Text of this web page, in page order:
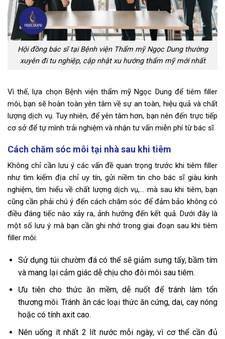
Hội đồng bác sĩ tại Bệnh viện Thẩm mỹ Ngọc Dung thường
xuyên đi tu nghiệp, cập nhật xu hướng thẩm mỹ mới nhất
Vì thế, lựa chọn Bệnh viện thẩm mỹ Ngọc Dung để tiêm filler
môi, bạn sẽ hoàn toàn yên tâm về sự an toàn, hiệu quả và chất
lượng dịch vụ. Tuy nhiên, để yên tâm hơn, bạn nên đến trực tiếp
cơ sở để tự mình trải nghiệm và nhận tư vấn miễn phí từ bác sĩ.
Cách chăm sóc môi tại nhà sau khi tiêm
Không chỉ cần lưu ý các vấn đề quan trọng trước khi tiêm filler
như tìm kiếm địa chỉ uy tín, gửi niềm tin cho bác sĩ giàu kinh
nghiệm, tìm hiểu về chất lượng dịch vụ,… mà sau khi tiêm, bạn
cũng cần phải chú ý đến cách chăm sóc để đảm bảo không có
điều đáng tiếc nào xảy ra, ảnh hưởng đến kết quả. Dưới đây là
một số lưu ý mà bạn cần ghi nhớ trong giai đoạn sau khi tiêm
filler môi:
Sử dụng túi chườm đá có thể sẽ giảm sưng tấy, bầm tím
và mang lại cảm giác dễ chịu cho đôi môi sau tiêm.
Ưu tiên cho thức ăn mềm, dễ nuốt để tránh làm tổn
thương môi. Tránh ăn các loại thức ăn cứng, dai, cay nóng
hoặc có tính axit cao.
Nên uống ít nhất 2 lít nước mỗi ngày, vì cơ thể cần đủ